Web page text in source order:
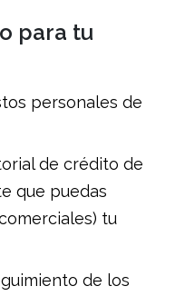
para tu
personales de
de crédito de
que puedas
tu
de los